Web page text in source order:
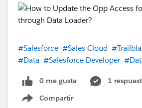
#Salesforce #Sales Cloud
#Data #Salesforce Developer
0 me gusta
1
Compartir
Show menu